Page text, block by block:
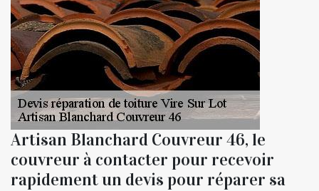
Artisan Blanchard Couvreur 46, le
couvreur à contacter pour recevoir
rapidement un devis pour réparer sa